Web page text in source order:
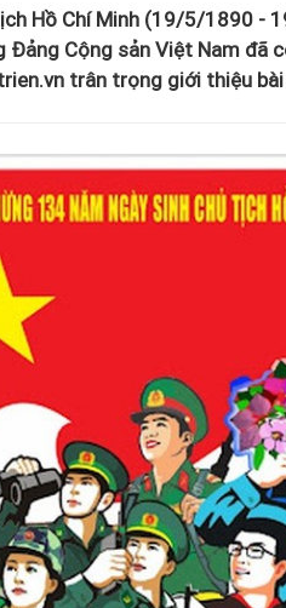
Hồ Chí Minh (19/5/1890 -
Cộng sản Việt Nam đã
trân trọng giới thiệu bài